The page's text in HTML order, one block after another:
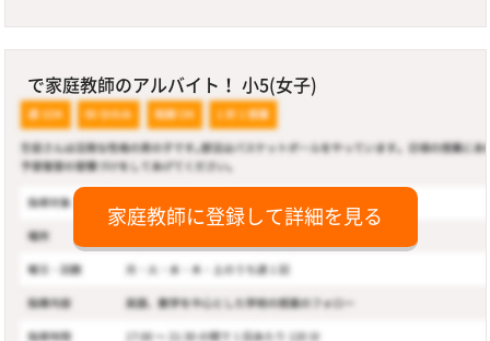
で家庭教師のアルバイト！ 小5(女子)
家庭教師に登録して詳細を見る